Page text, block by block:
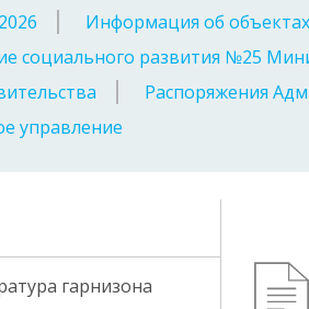
2026 Информация об
социального развития №25
Распоряжения
управление
гарнизона